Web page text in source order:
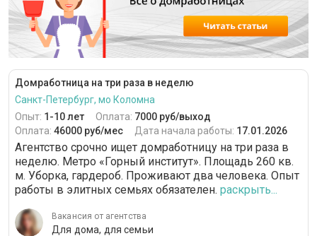
Домработница на три раза в неделю
Санкт-Петербург, мо Коломна
Опыт: 1-10 лет Оплата: 7000 руб/выход
Оплата: 46000 руб/мес Дата начала работы: 17.01.2026
Агентство срочно ищет домработницу на три раза в
неделю. Метро «Горный институт». Площадь 260 кв.
м. Уборка, гардероб. Проживают два человека. Опыт
работы в элитных семьях обязателен. раскрыть...
Вакансия от агентства
Для дома, для семьи